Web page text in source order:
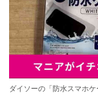
ダイソーの「防水スマホ